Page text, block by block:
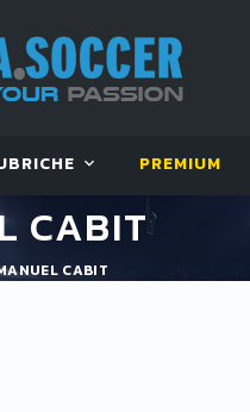
PREMIUM
CABIT
CABIT